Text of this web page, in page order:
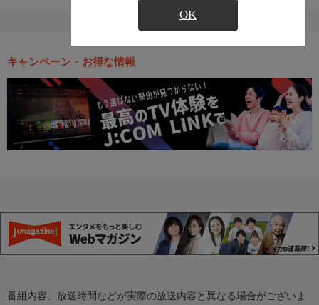
OK
キャンペーン・お得な情報
番組内容、放送時間などが実際の放送内容と異なる場合がございま